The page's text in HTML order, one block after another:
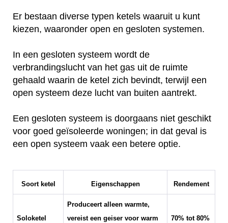
Er bestaan diverse typen ketels waaruit u kunt
kiezen, waaronder open en gesloten systemen.
In een gesloten systeem wordt de
verbrandingslucht van het gas uit de ruimte
gehaald waarin de ketel zich bevindt, terwijl een
open systeem deze lucht van buiten aantrekt.
Een gesloten systeem is doorgaans niet geschikt
voor goed geïsoleerde woningen; in dat geval is
een open systeem vaak een betere optie.
Soort ketel Eigenschappen Rendement
Soloketel
Produceert alleen warmte,
vereist een geiser voor warm
70% tot 80%